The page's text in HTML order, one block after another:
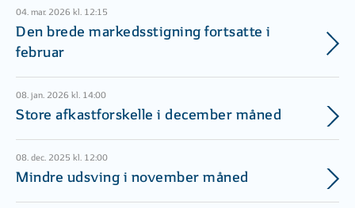
04. mar. 2026 kl. 12:15
Den brede markedsstigning fortsatte i
februar
08. jan. 2026 kl. 14:00
Store afkastforskelle i december måned
08. dec. 2025 kl. 12:00
Mindre udsving i november måned